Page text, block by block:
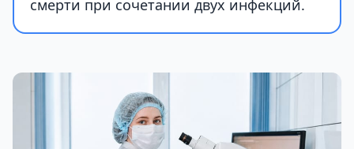
смерти при сочетании двух инфекций.